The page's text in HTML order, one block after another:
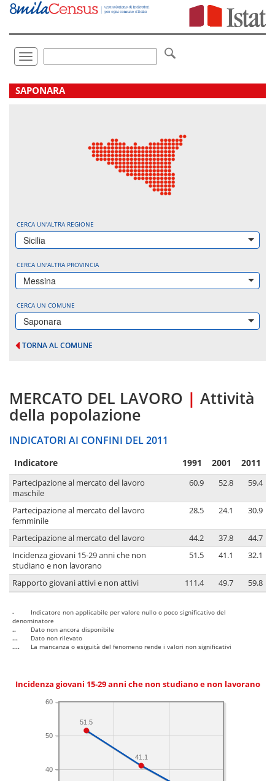
Vai
direttamente
Toggle
navigation
.
SAPONARA
CERCA UN'ALTRA REGIONE
Sicilia
CERCA UN'ALTRA PROVINCIA
Messina
CERCA UN COMUNE
Saponara
TORNA AL COMUNE
MERCATO DEL LAVORO | Attività
della popolazione
INDICATORI AI CONFINI DEL 2011
Indicatore 1991 2001 2011
Partecipazione al mercato del lavoro
maschile
60.9 52.8 59.4
Partecipazione al mercato del lavoro
femminile
28.5 24.1 30.9
Partecipazione al mercato del lavoro 44.2 37.8
44.7
Incidenza giovani 15-29 anni che non
studiano e non lavorano
51.5 41.1 32.1
Rapporto giovani attivi e non attivi 111.4 49.7 59.8
-
Indicatore non applicabile per valore nullo o poco significativo del
denominatore
..
Dato non ancora disponibile
...
Dato non rilevato
....
La mancanza o esiguità del fenomeno rende i valori non significativi
Incidenza giovani 15-29 anni che non studiano e non lavorano
40
50
60
41.1
51.5